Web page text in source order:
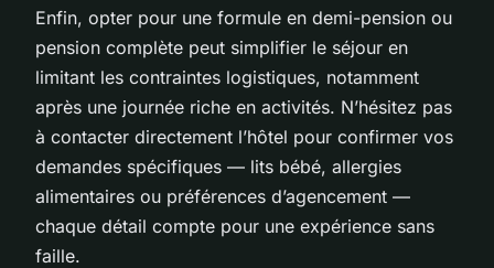
Enfin, opter pour une formule en demi-pension ou
pension complète peut simplifier le séjour en
limitant les contraintes logistiques, notamment
après une journée riche en activités. N’hésitez pas
à contacter directement l’hôtel pour confirmer vos
demandes spécifiques — lits bébé, allergies
alimentaires ou préférences d’agencement —
chaque détail compte pour une expérience sans
faille.